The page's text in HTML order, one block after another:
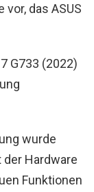
das ASUS
G733 (2022)
wurde
Hardware
Funktionen